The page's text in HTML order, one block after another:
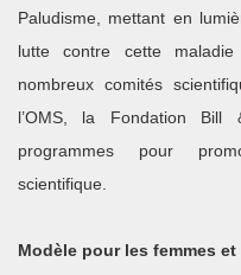
Paludisme, mettant en
lutte contre cette
nombreux comités
l’OMS, la Fondation
programmes pour
scientifique.
Modèle pour les femmes